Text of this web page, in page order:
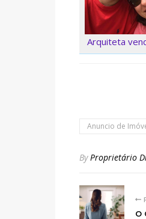
Arquiteta
Anuncio de
ByProprietário
O